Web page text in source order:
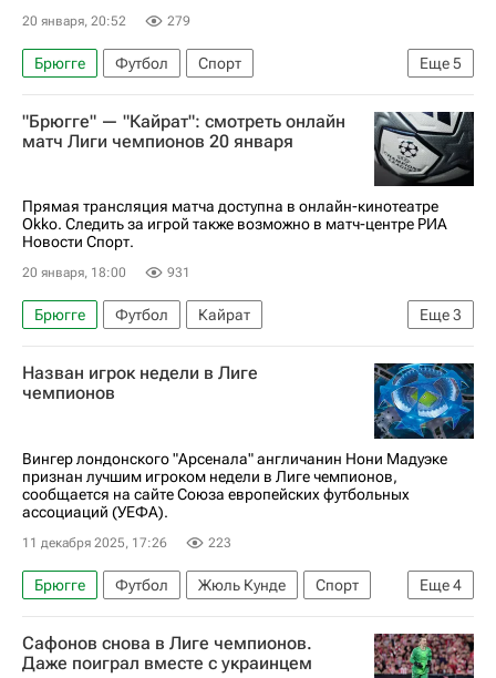
Монако
Валерий Карпин
Будё-Глимт
Никита Хайкин
Пари Сен-Жермен (ПСЖ)
Матвей Сафонов
Хвича Кварацхелия
Спортинг (Лиссабон)
20 января, 20:52 279
Еще5
Брюгге Футбол
Спорт
Александар Станкович
Ханс Ванакен
Брэндон Мехеле
Кайрат
"Брюгге" — "Кайрат": смотреть онлайн
матч Лиги чемпионов 20 января
Прямая трансляция матча доступна в онлайн-кинотеатре
Okko. Следить за игрой также возможно в матч-центре РИА
Новости Спорт.
20 января, 18:00 931
Еще3
Брюгге Футбол
Кайрат
Лига чемпионов УЕФА 2026-2027
Спорт
Анонсы и трансляции матчей
Назван игрок недели в Лиге
чемпионов
Вингер лондонского "Арсенала" англичанин Нони Мадуэке
признан лучшим игроком недели в Лиге чемпионов,
сообщается на сайте Союза европейских футбольных
ассоциаций (УЕФА).
11 декабря 2025, 17:26 223
Еще4
Брюгге Футбол Жюль Кунде
Спорт
Шарль Де Кетеларе
Арсенал (Лондон)
Барселона
Лига чемпионов УЕФА 2026-2027
Сафонов снова в Лиге чемпионов.
Даже поиграл вместе с украинцем